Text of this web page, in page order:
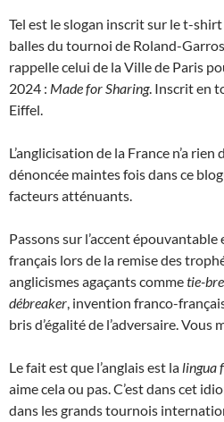
Tel est le slogan inscrit sur le t-
balles du tournoi de Roland-
rappelle celui de la Ville de Paris
2024 : Made for Sharing. Inscrit en
Eiffel.
L’anglicisation de la France n’a rien
dénoncée maintes fois dans ce
facteurs atténuants.
Passons sur l’accent
français lors de la remise des
anglicismes agaçants commetie-
débreaker, invention franco-
bris d’égalité de l’adversaire. Vous
Le fait est que l’anglais est la lingua
aime cela ou pas. C’est dans cet
dans les grands tournois